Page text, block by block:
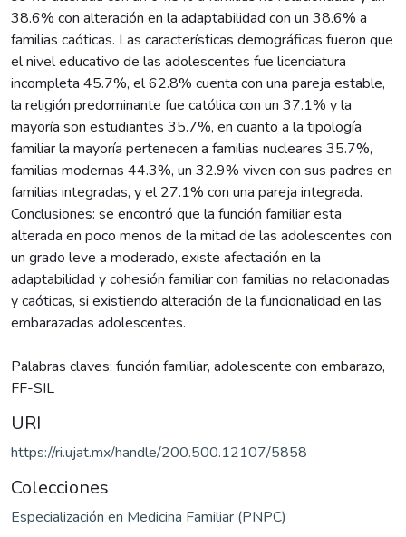
38.6% con alteración en la adaptabilidad con un 38.6% a
familias caóticas. Las características demográficas fueron que
el nivel educativo de las adolescentes fue licenciatura
incompleta 45.7%, el 62.8% cuenta con una pareja estable,
la religión predominante fue católica con un 37.1% y la
mayoría son estudiantes 35.7%, en cuanto a la tipología
familiar la mayoría pertenecen a familias nucleares 35.7%,
familias modernas 44.3%, un 32.9% viven con sus padres en
familias integradas, y el 27.1% con una pareja integrada.
Conclusiones: se encontró que la función familiar esta
alterada en poco menos de la mitad de las adolescentes con
un grado leve a moderado, existe afectación en la
adaptabilidad y cohesión familiar con familias no relacionadas
y caóticas, si existiendo alteración de la funcionalidad en las
embarazadas adolescentes.
Palabras claves: función familiar, adolescente con embarazo,
FF-SIL
URI
https://ri.ujat.mx/handle/200.500.12107/5858
Colecciones
Especialización en Medicina Familiar (PNPC)